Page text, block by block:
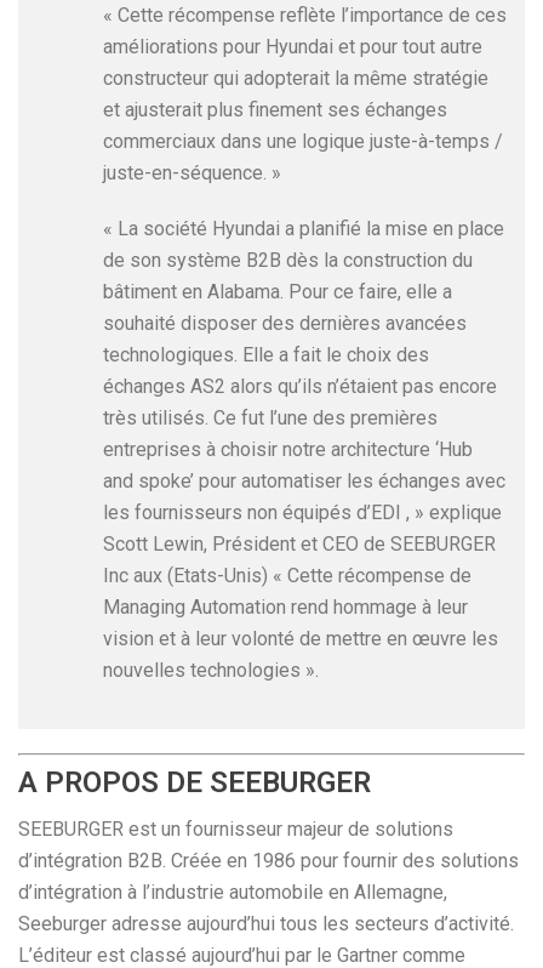
« Cette récompense reflète l’importance de ces
améliorations pour Hyundai et pour tout autre
constructeur qui adopterait la même stratégie
et ajusterait plus finement ses échanges
commerciaux dans une logique juste-à-temps /
juste-en-séquence. »
« La société Hyundai a planifié la mise en place
de son système B2B dès la construction du
bâtiment en Alabama. Pour ce faire, elle a
souhaité disposer des dernières avancées
technologiques. Elle a fait le choix des
échanges AS2 alors qu’ils n’étaient pas encore
très utilisés. Ce fut l’une des premières
entreprises à choisir notre architecture ‘Hub
and spoke’ pour automatiser les échanges avec
les fournisseurs non équipés d’EDI , » explique
Scott Lewin, Président et CEO de SEEBURGER
Inc aux (Etats-Unis) « Cette récompense de
Managing Automation rend hommage à leur
vision et à leur volonté de mettre en œuvre les
nouvelles technologies ».
A PROPOS DE SEEBURGER
SEEBURGER est un fournisseur majeur de solutions
d’intégration B2B. Créée en 1986 pour fournir des solutions
d’intégration à l’industrie automobile en Allemagne,
Seeburger adresse aujourd’hui tous les secteurs d’activité.
L’éditeur est classé aujourd’hui par le Gartner comme